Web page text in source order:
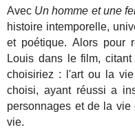
Avec Un homme et une
histoire intemporelle,
et poétique. Alors pour
Louis dans le film,
choisiriez : l'art ou la
choisi, ayant réussi a
personnages et de la
vie.